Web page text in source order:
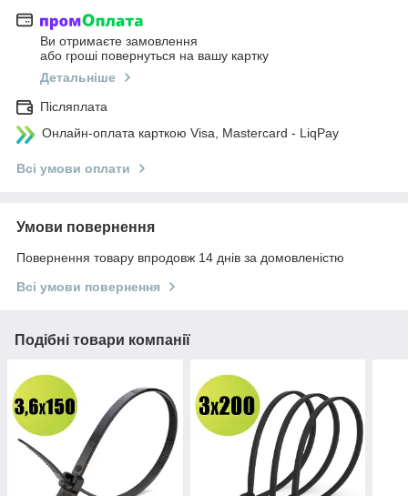
Ви отримаєте замовлення
або гроші повернуться на вашу картку
Детальніше
Післяплата
Онлайн-оплата карткою Visa, Mastercard - LiqPay
Всі умови оплати
Умови повернення
Повернення товару впродовж 14 днів за домовленістю
Всі умови повернення
Подібні товари компанії